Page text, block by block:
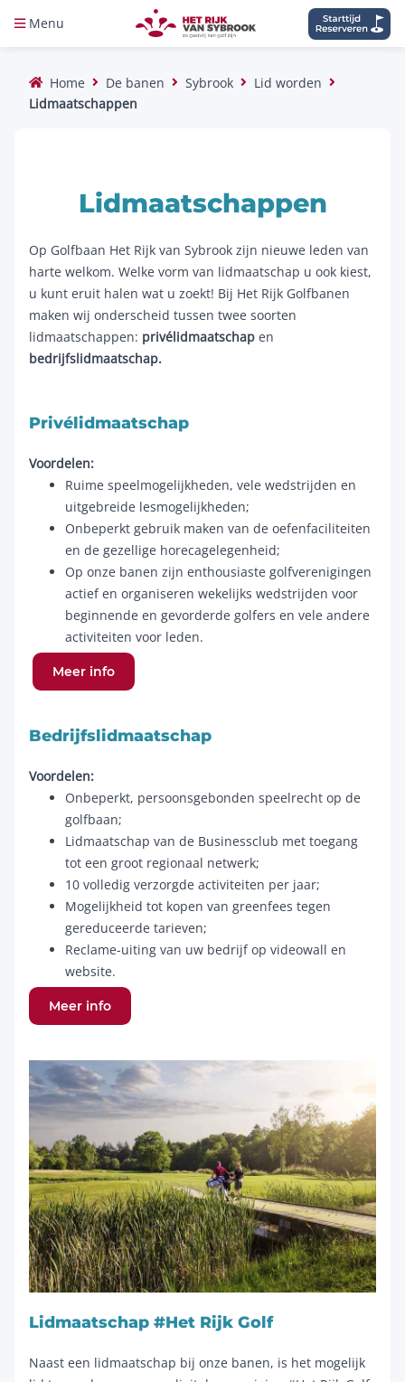
Menu
Home De banen Sybrook
Lid worden
Lidmaatschappen
Lidmaatschappen
Op Golfbaan Het Rijk van Sybrook zijn nieuwe leden van
harte welkom. Welke vorm van lidmaatschap u ook kiest,
u kunt eruit halen wat u zoekt! Bij Het Rijk Golfbanen
maken wij onderscheid tussen twee soorten
lidmaatschappen: privélidmaatschap en
bedrijfslidmaatschap.
Privélidmaatschap
Voordelen:
Ruime speelmogelijkheden, vele wedstrijden en
uitgebreide lesmogelijkheden;
Onbeperkt gebruik maken van de oefenfaciliteiten
en de gezellige horecagelegenheid;
Op onze banen zijn enthousiaste golfverenigingen
actief en organiseren wekelijks wedstrijden voor
beginnende en gevorderde golfers en vele andere
activiteiten voor leden.
Meer info
Bedrijfslidmaatschap
Voordelen:
Onbeperkt, persoonsgebonden speelrecht op de
golfbaan;
Lidmaatschap van de Businessclub met toegang
tot een groot regionaal netwerk;
10 volledig verzorgde activiteiten per jaar;
Mogelijkheid tot kopen van greenfees tegen
gereduceerde tarieven;
Reclame-uiting van uw bedrijf op videowall en
website.
Meer info
Lidmaatschap #Het Rijk Golf
Naast een lidmaatschap bij onze banen, is het mogelijk